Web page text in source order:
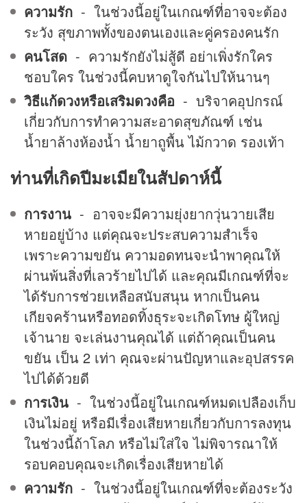
ความรัก - ในช่วงนี้อยู่ในเกณฑ์ที่อาจจะต้อง
ระวัง สุขภาพทั้งของตนเองและคู่ครองคนรัก
คนโสด - ความรักยังไม่สู้ดี อย่าเพิ่งรักใคร
ชอบใคร ในช่วงนี้คบหาดูใจกันไปให้นานๆ
วิธีแก้ดวงหรือเสริมดวงคือ - บริจาคอุปกรณ์
เกี่ยวกับการทำความสะอาดสุขภัณฑ์ เช่น
น้ำยาล้างห้องน้ำ น้ำยาถูพื้น ไม้กวาด รองเท้า
ท่านที่เกิดปีมะเมียในสัปดาห์นี้
การงาน - อาจจะมีความยุ่งยากวุ่นวายเสีย
หายอยู่บ้าง แต่คุณจะประสบความสำเร็จ
เพราะความขยัน ความอดทนจะนำพาคุณให้
ผ่านพ้นสิ่งที่เลวร้ายไปได้ และคุณมีเกณฑ์ที่จะ
ได้รับการช่วยเหลือสนับสนุน หากเป็นคน
เกียจคร้านหรือทอดทิ้งธุระจะเกิดโทษ ผู้ใหญ่
เจ้านาย จะเล่นงานคุณได้ แต่ถ้าคุณเป็นคน
ขยัน เป็น 2 เท่า คุณจะผ่านปัญหาและอุปสรรค
ไปได้ด้วยดี
การเงิน - ในช่วงนี้อยู่ในเกณฑ์หมดเปลืองเก็บ
เงินไม่อยู่ หรือมีเรื่องเสียหายเกี่ยวกับการลงทุน
ในช่วงนี้ถ้าโลภ หรือไม่ใส่ใจ ไม่พิจารณาให้
รอบคอบคุณจะเกิดเรื่องเสียหายได้
ความรัก - ในช่วงนี้อยู่ในเกณฑ์ที่จะต้องระวัง